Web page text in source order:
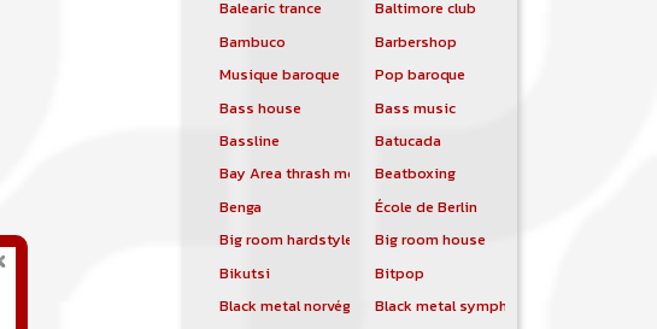
Balearic trance
Baltimore club
Bambuco
Barbershop
Musique baroque
Pop baroque
Bass house
Bass music
Bassline
Batucada
Bay Area thrash metal Beatboxing
Benga
École de Berlin
Big room hardstyle
Big room house
Bikutsi
Bitpop
Black metal norvégien
Black metal symphonique